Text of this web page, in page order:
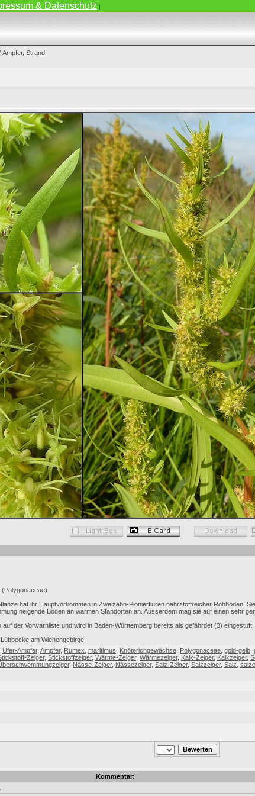
& Datenschutz |
Ampfer, Strand
hat ihr Hauptvorkommen in Zweizahn-Pionierfluren nährstoffreicher Rohböden.
neigende Böden an warmen Standorten an. Ausserdem mag sie auf einen sehr
der Vorwarnliste und wird in Baden-Württemberg bereits als gefährdet (3) eingestuft.
am Wiehengebirge
Ufer-Ampfer, Ampfer, Rumex maritimus Knöterichgewächse Polygonaceae gold-gelb
Zeiger, Stickstoffzeiger, Wärme-Zeiger, Wärmezeiger, Kalk-Zeiger, Kalkzeiger,
, Nässe-Zeiger, Nässezeiger, Salz-Zeiger, Salzzeiger, Salz
Kommentar: